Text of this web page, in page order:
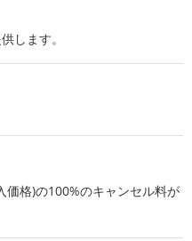
します。
価格)の100%のキャンセル料が